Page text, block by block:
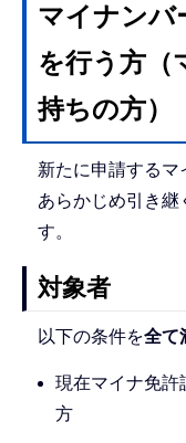
マイナンバ
を行う方（
持ちの方）
新たに申請するマ
あらかじめ引き
す。
対象者
以下の条件を全て
現在マイナ免許
方